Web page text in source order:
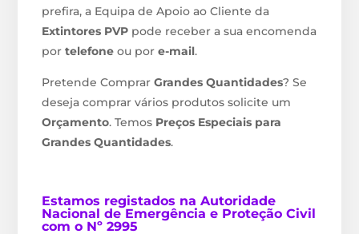
prefira, a Equipa de Apoio ao Cliente da
Extintores PVP pode receber a sua encomenda
portelefone ou pore-mail.
Pretende ComprarGrandes Quantidades? Se
deseja comprar vários produtos solicite um
Orçamento. Temos Preços Especiais para
Grandes Quantidades.
Estamos registados na Autoridade
Nacional de Emergência e Proteção Civil
com o Nº 2995